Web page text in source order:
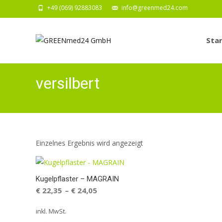
+49 (069) 92883083 info@greenmed24.com
Inhalt
versilbert
Einzelnes Ergebnis wird angezeigt
Kugelpflaster – MAGRAIN
€ 22,35 – € 24,05
inkl. MwSt.